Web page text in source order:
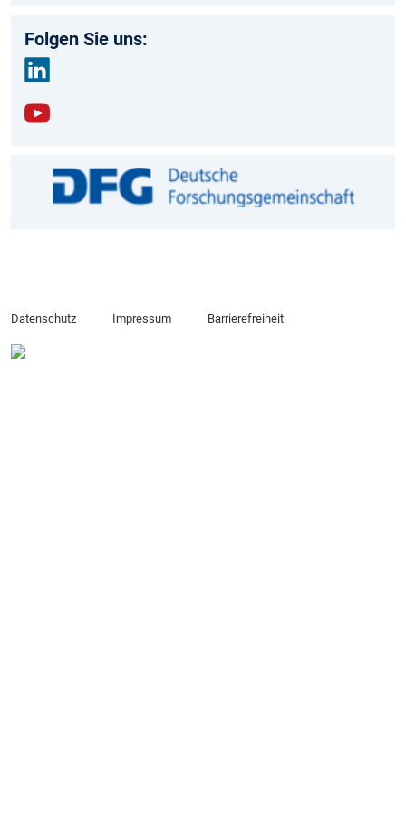
Folgen Sie uns:
edin
Datenschutz Impressum Barrierefreiheit